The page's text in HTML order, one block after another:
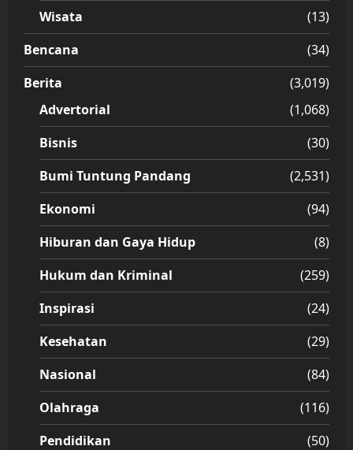
Wisata
(13)
Bencana
(34)
Berita
(3,019)
Advertorial
(1,068)
Bisnis
(30)
Bumi Tuntung Pandang
(2,531)
Ekonomi
(94)
Hiburan dan Gaya Hidup
(8)
Hukum dan Kriminal
(259)
Inspirasi
(24)
Kesehatan
(29)
Nasional
(84)
Olahraga
(116)
Pendidikan
(50)